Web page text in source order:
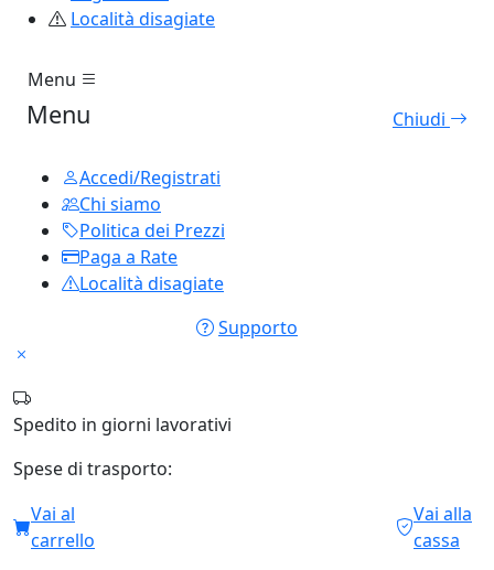
Località disagiate
Menu
Menu Chiudi
Accedi/Registrati
Chi siamo
Politica dei Prezzi
Paga a Rate
Località disagiate
Supporto
Spedito in giorni lavorativi
Spese di trasporto:
Vai al
carrello
Vai alla
cassa